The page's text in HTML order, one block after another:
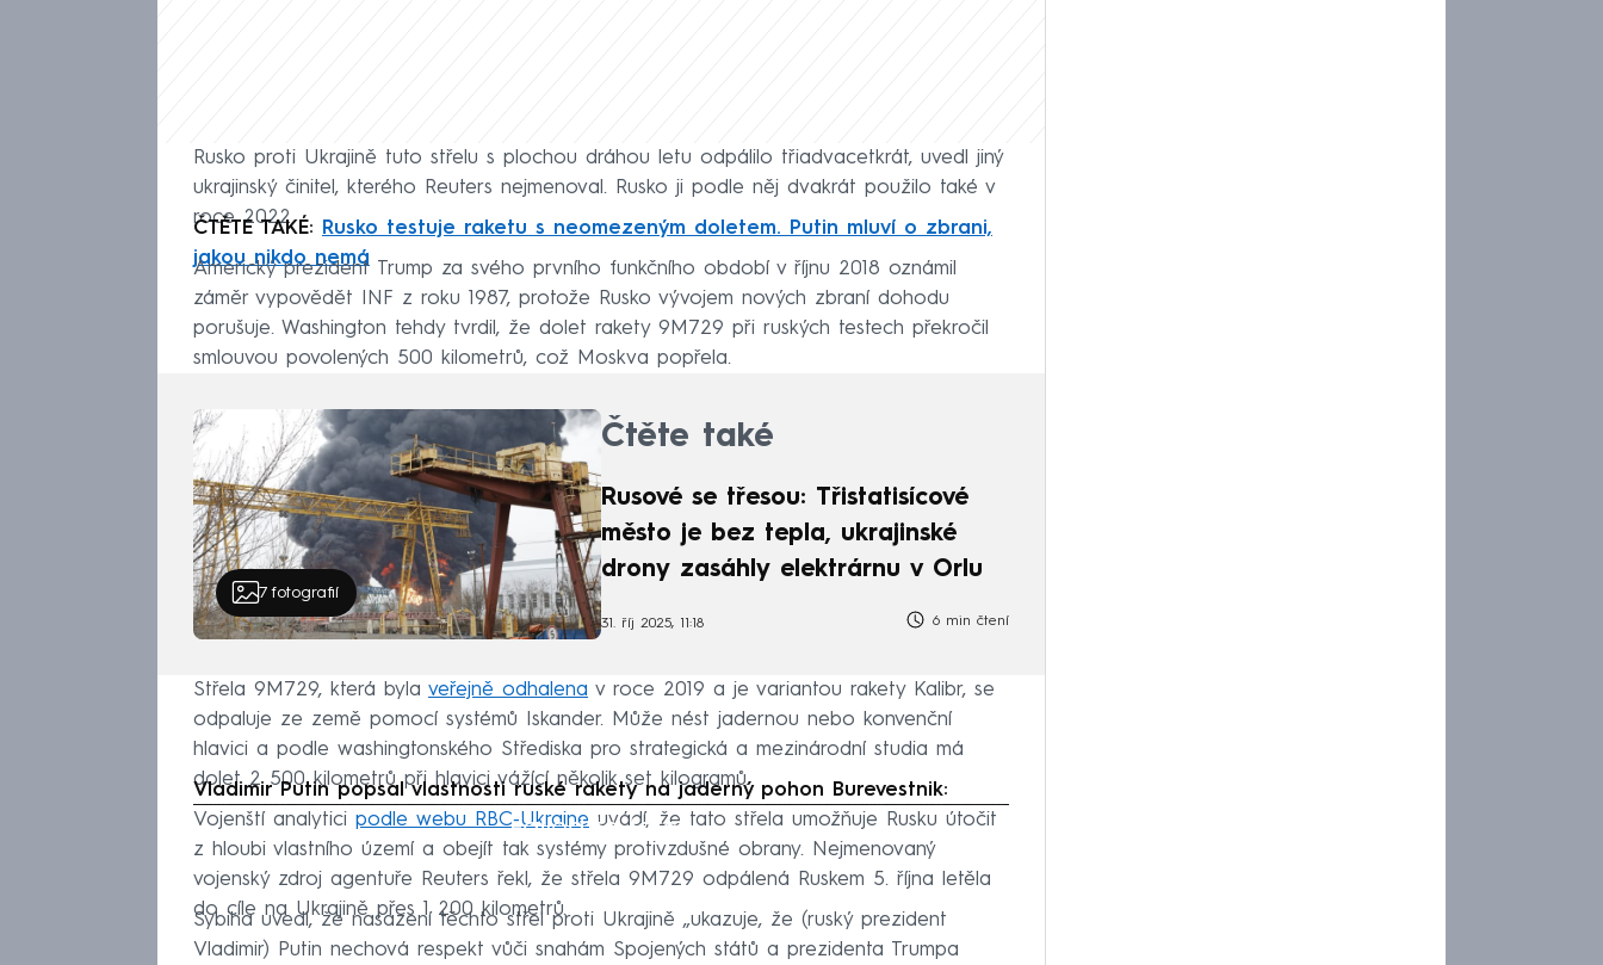
Rusko proti Ukrajině tuto střelu s plochou dráhou letu odpálilo třiadvacetkrát, uvedl jiný
ukrajinský činitel, kterého Reuters nejmenoval. Rusko ji podle něj dvakrát použilo také v
roce 2022.
ČTĚTE TAKÉ: Rusko testuje raketu s neomezeným doletem. Putin mluví o zbrani,
jakou nikdo nemá
Americký prezident Trump za svého prvního funkčního období v říjnu 2018 oznámil
záměr vypovědět INF z roku 1987, protože Rusko vývojem nových zbraní dohodu
porušuje. Washington tehdy tvrdil, že dolet rakety 9M729 při ruských testech překročil
smlouvou povolených 500 kilometrů, což Moskva popřela.
7 fotografií
Čtěte také
Rusové se třesou: Třistatisícové
město je bez tepla, ukrajinské
drony zasáhly elektrárnu v Orlu
31. říj 2025, 11:18 6 min čtení
Střela 9M729, která byla veřejně odhalena v roce 2019 a je variantou rakety Kalibr, se
odpaluje ze země pomocí systémů Iskander. Může nést jadernou nebo konvenční
hlavici a podle washingtonského Střediska pro strategická a mezinárodní studia má
dolet 2 500 kilometrů při hlavici vážící několik set kilogramů.
Vladimir Putin popsal vlastnosti ruské rakety na jaderný pohon Burevestnik:
Failed to fetch
Vojenští analytici podle webu RBC-Ukraine uvádí, že tato střela umožňuje Rusku útočit
z hloubi vlastního území a obejít tak systémy protivzdušné obrany. Nejmenovaný
vojenský zdroj agentuře Reuters řekl, že střela 9M729 odpálená Ruskem 5. října letěla
do cíle na Ukrajině přes 1 200 kilometrů.
Sybiha uvedl, že nasazení těchto střel proti Ukrajině „ukazuje, že (ruský prezident
Vladimir) Putin nechová respekt vůči snahám Spojených států a prezidenta Trumpa